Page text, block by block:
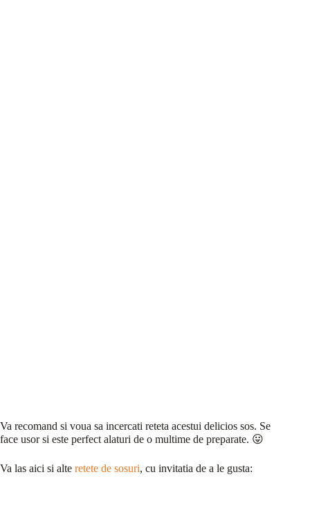
Va recomand si voua sa incercati reteta acestui delicios sos. Se
face usor si este perfect alaturi de o multime de preparate. 😛
Va las aici si alte retete de sosuri, cu invitatia de a le gusta: